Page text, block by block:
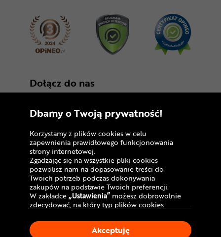
Dołącz do nas
Copyright © 2005 - 2026
Polityka prywatności i zasady korzystania z
serwisu
Informacja o plikach cookies
Mapa witryny
Dbamy o Twoją prywatność!
Korzystamy z plików cookies w celu
zapewnienia prawidłowego funkcjonowania
strony internetowej.
Zgadzając się na wszystkie pliki cookies
pozwolisz nam na dopasowanie treści do
Twoich potrzeb podczas dokonywania
zakupów na podstawie Twoich preferencji.
W zakładce„Ustawienia” możesz dobrowolnie
zdecydować, na który typ plików cookies
Klikając„Akceptuję”, wyrażasz zgodę na
stosowanie ciasteczek zgodnie z ustawieniami
Akceptuję